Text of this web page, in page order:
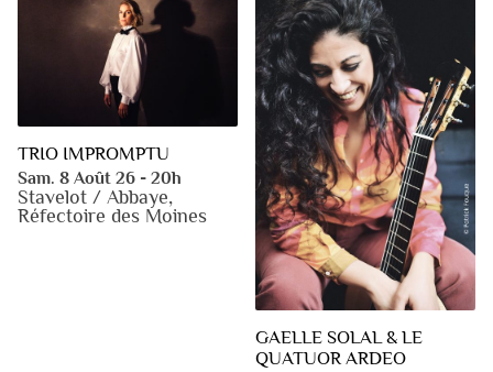
TRIO IMPROMPTU
Sam. 8 Août 26 - 20h
Stavelot / Abbaye,
Réfectoire des Moines
GAELLE SOLAL & LE
QUATUOR ARDEO